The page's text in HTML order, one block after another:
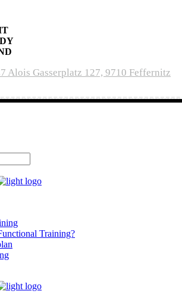
Alois Gasserplatz 127, 9710 Feffernitz
Training?